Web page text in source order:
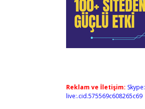
Reklam ve İletişim: Skype:
live:.cid.575569c608265c69